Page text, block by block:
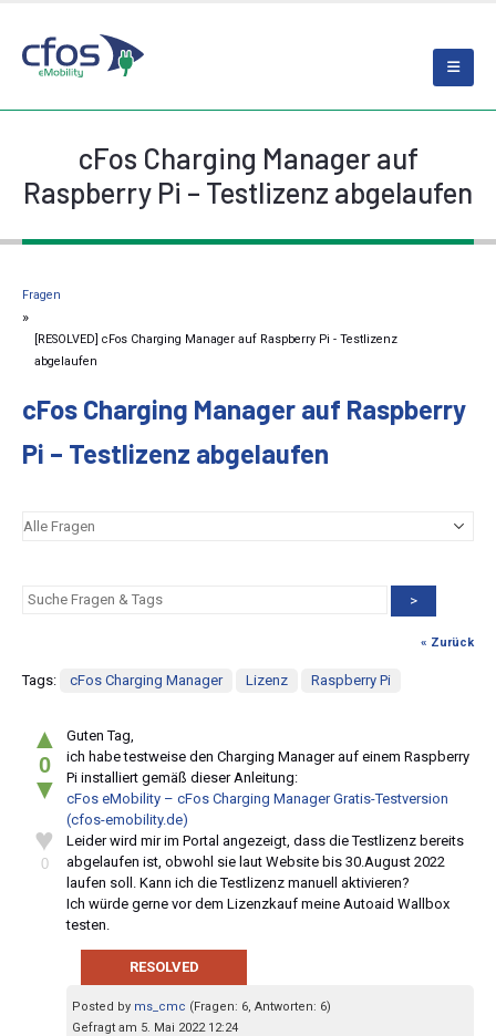
cFos Charging Manager auf
Raspberry Pi – Testlizenz abgelaufen
Fragen
[RESOLVED] cFos Charging Manager auf Raspberry Pi - Testlizenz
abgelaufen
cFos Charging Manager auf Raspberry
Pi – Testlizenz abgelaufen
>
« Zurück
Tags: cFos Charging Manager Lizenz Raspberry Pi
▲
0
▼
♥
0
Guten Tag,
ich habe testweise den Charging Manager auf einem Raspberry
Pi installiert gemäß dieser Anleitung:
cFos eMobility – cFos Charging Manager Gratis-Testversion
(cfos-emobility.de)
Leider wird mir im Portal angezeigt, dass die Testlizenz bereits
abgelaufen ist, obwohl sie laut Website bis 30.August 2022
laufen soll. Kann ich die Testlizenz manuell aktivieren?
Ich würde gerne vor dem Lizenzkauf meine Autoaid Wallbox
testen.
RESOLVED
Posted by ms_cmc (Fragen: 6, Antworten: 6)
Gefragt am 5. Mai 2022 12:24